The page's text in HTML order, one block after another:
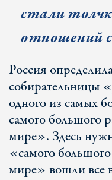
стали
отношений
Россия
собирательницы
одного из самых
самого большого
мире». Здесь
«самого
мире» вошли все